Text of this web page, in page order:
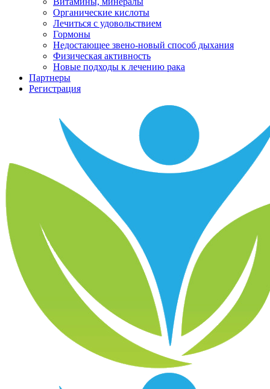
Органические кислоты
Лечиться с удовольствием
Гормоны
Недостающее звено-новый способ дыхания
Физическая активность
Новые подходы к лечению рака
Партнеры
Регистрация